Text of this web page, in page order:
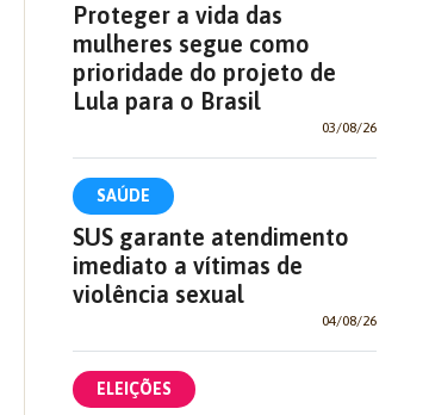
Proteger a vida das
mulheres segue como
prioridade do projeto de
Lula para o Brasil
03/08/26
SAÚDE
SUS garante atendimento
imediato a vítimas de
violência sexual
04/08/26
ELEIÇÕES